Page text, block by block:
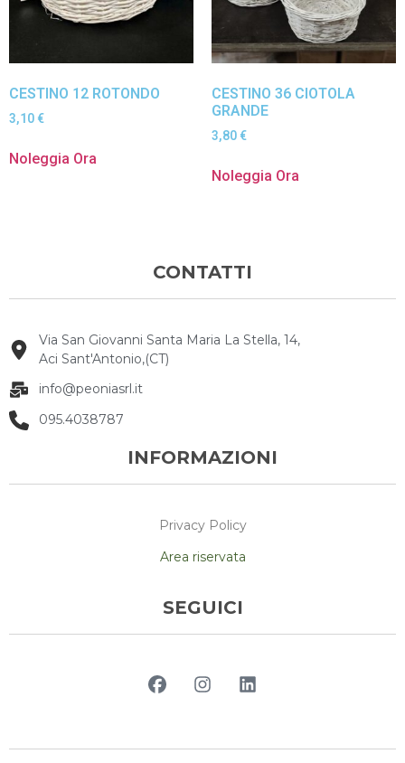
CESTINO 12 ROTONDO
3,10 €
Noleggia Ora
CESTINO 36 CIOTOLA
GRANDE
3,80 €
Noleggia Ora
CONTATTI
Via San Giovanni Santa Maria La Stella, 14,
Aci Sant'Antonio,(CT)
info@peoniasrl.it
095.4038787
INFORMAZIONI
Privacy Policy
Area riservata
SEGUICI